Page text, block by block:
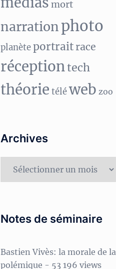
mort
narrationphoto
planète portrait race
réceptiontech
théorie téléweb zoo
Archives
Notes de séminaire
Bastien Vivès: la morale de la
polémique - 53 196 views